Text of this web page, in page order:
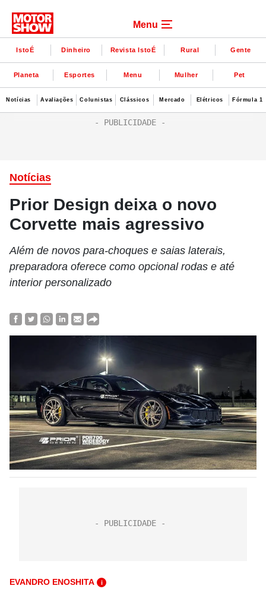
Menu
IstoÉ Dinheiro Revista IstoÉ Rural Gente
Planeta Esportes Menu Mulher Pet
Notícias Avaliações Colunistas Clássicos Mercado Elétricos Fórmula 1
Notícias
Prior Design deixa o novo
Corvette mais agressivo
Além de novos para-choques e saias laterais,
preparadora oferece como opcional rodas e até
interior personalizado
EVANDRO ENOSHITA i